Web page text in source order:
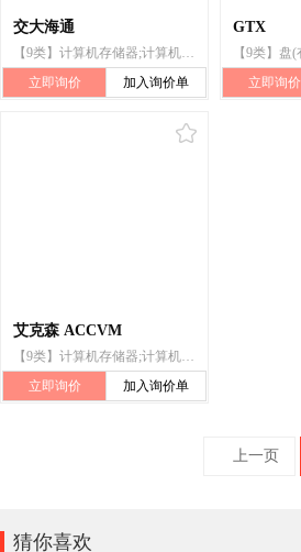
交大海通
【9类】计算机存储器;计算机;便携计算机;计算机键盘;计算机外围设备;计算机周边设备;微处理机;监视器(计算机硬件);鼠标(数据处理设备);笔记本电脑
立即询价
加入询价单
GTX
立即询价
艾克森 ACCVM
【9类】计算机存储器;计算机;计算机键盘;计算机外围设备;计算机周边设备;监视器(计算机硬件);连接器(数据处理设备);鼠标(数据处理设备);信息处理机(中央处理装置);笔记本电脑
立即询价
加入询价单
上一页
猜你喜欢